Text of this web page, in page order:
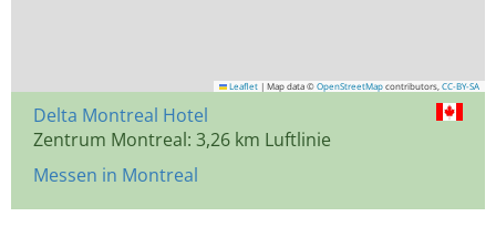
Leaflet | Map data © OpenStreetMap contributors, CC-BY-SA
Delta Montreal Hotel
Zentrum Montreal: 3,26 km Luftlinie
Messen in Montreal